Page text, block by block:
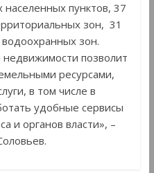
населенных пунктов, 37
зон, 31
зон.
позволит
ресурсами,
в том числе в
удобные сервисы
и органов власти», –